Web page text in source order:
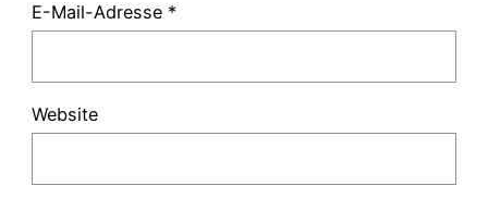
E-Mail-Adresse *
Website